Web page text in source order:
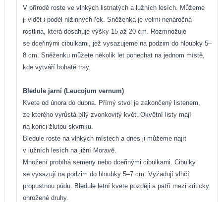
V přírodě roste ve vlhkých listnatých a lužních lesích. Můžeme
ji vidět i podél nížinných řek. Sněženka je velmi nenáročná
rostlina, která dosahuje výšky 15 až 20 cm. Rozmnožuje
se dceřinými cibulkami, jež vysazujeme na podzim do hloubky 5–
8 cm. Sněženku můžete několik let ponechat na jednom místě,
kde vytváří bohaté trsy.
Bledule jarní (Leucojum vernum)
Kvete od února do dubna. Přímý stvol je zakončený listenem,
ze kterého vyrůstá bílý zvonkovitý květ. Okvětní listy mají
na konci žlutou skvrnku.
Bledule roste na vlhkých místech a dnes ji můžeme najít
v lužních lesích na jižní Moravě.
Množení probíhá semeny nebo dceřinými cibulkami. Cibulky
se vysazují na podzim do hloubky 5–7 cm. Vyžadují vlhčí
propustnou půdu. Bledule letní kvete později a patří mezi kriticky
ohrožené druhy.